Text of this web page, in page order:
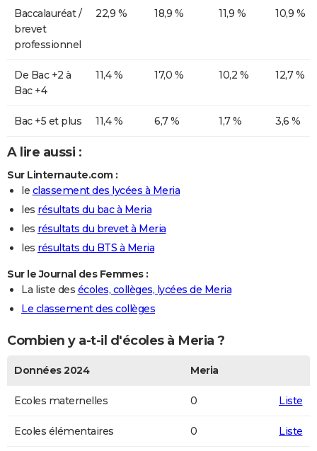
Baccalauréat /
brevet
professionnel
22,9 % 18,9 % 11,9 % 10,9 %
De Bac +2 à
Bac +4
11,4 % 17,0 % 10,2 % 12,7 %
Bac +5 et plus 11,4 % 6,7 % 1,7 % 3,6 %
A lire aussi :
Sur Linternaute.com :
le classement des lycées à Meria
les résultats du bac à Meria
les résultats du brevet à Meria
les résultats du BTS à Meria
Sur le Journal des Femmes :
La liste des écoles, collèges, lycées de Meria
Le classement des collèges
Combien y a-t-il d'écoles à Meria ?
Données 2024 Meria
Ecoles maternelles 0 Liste
Ecoles élémentaires 0 Liste